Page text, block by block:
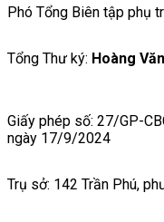
Phó Tổng Biên tập phụ
Tổng Thư ký: Hoàng
Giấy phép số: 27/GP-
ngày 17/9/2024
Trụ sở: 142 Trần Phú,